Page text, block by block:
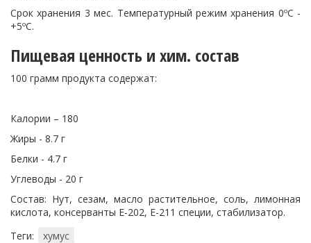
Срок хранения 3 мес. Температурный режим хранения 0ºС -
+5ºС.
Пищевая ценность и хим. состав
100 грамм продукта содержат:
Калории – 180
Жиры - 8.7 г
Белки - 4.7 г
Углеводы - 20 г
Состав: Нут, сезам, масло растительное, соль, лимонная
кислота, консерванты Е-202, Е-211 специи, стабилизатор.
Теги:
хумус